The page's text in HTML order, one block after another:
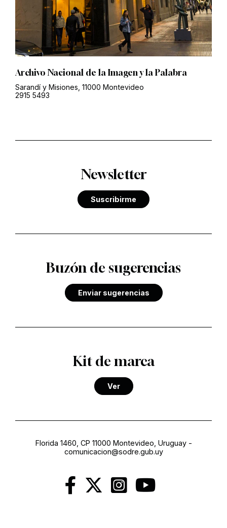
Archivo Nacional de la Imagen y la Palabra
Sarandí y Misiones, 11000 Montevideo
2915 5493
Newsletter
Suscribirme
Buzón de sugerencias
Enviar sugerencias
Kit de marca
Ver
Florida 1460, CP 11000 Montevideo, Uruguay-
comunicacion@sodre.gub.uy